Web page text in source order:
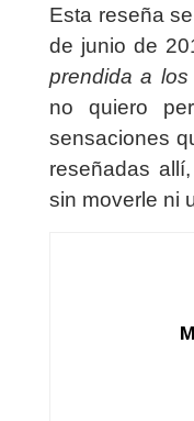
Esta reseña
de junio de
prendida a los
no quiero
sensaciones
reseñadas
sin moverle ni